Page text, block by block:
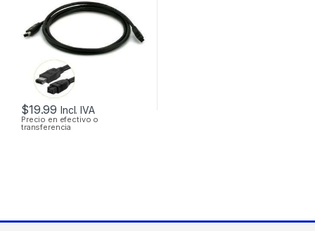
$19.99 Incl. IVA
Precio en efectivo o
transferencia